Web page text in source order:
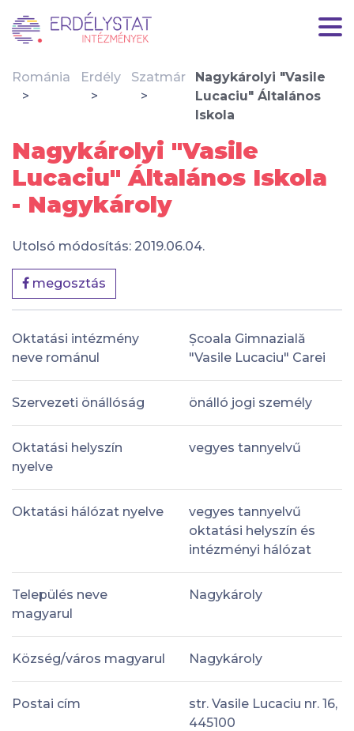
Románia Erdély Szatmár
Nagykárolyi "Vasile
Lucaciu" Általános
Iskola
Nagykárolyi "Vasile
Lucaciu" Általános Iskola
- Nagykároly
Utolsó módosítás: 2019.06.04.
megosztás
Oktatási intézmény
neve románul
Școala Gimnazială
"Vasile Lucaciu" Carei
Szervezeti önállóság önálló jogi személy
Oktatási helyszín
nyelve
vegyes tannyelvű
Oktatási hálózat nyelve
vegyes tannyelvű
oktatási helyszín és
intézményi hálózat
Település neve
magyarul
Nagykároly
Község/város magyarul Nagykároly
Postai cím
str. Vasile Lucaciu nr. 16,
445100